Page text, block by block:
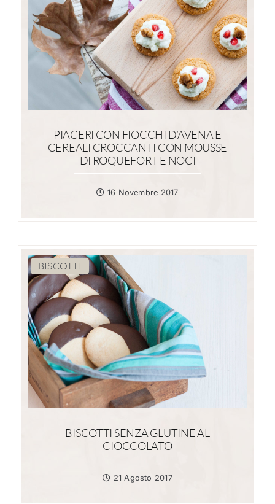
PIACERI CON FIOCCHI D’AVENA E
CEREALI CROCCANTI CON MOUSSE
DI ROQUEFORT E NOCI
16 Novembre 2017
BISCOTTI
BISCOTTI SENZA GLUTINE AL
CIOCCOLATO
21 Agosto 2017